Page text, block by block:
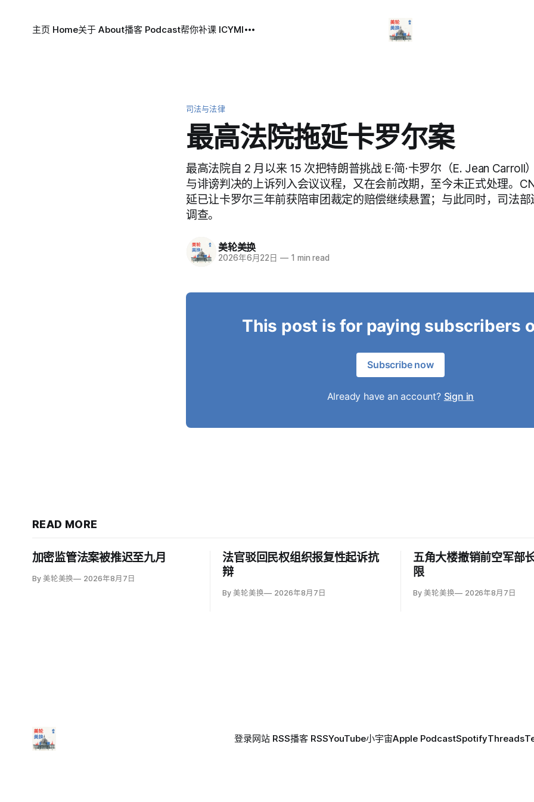
主页 Home关于 About播客 Podcast帮你补课 ICYMI
司法与法律
最高法院拖延卡罗尔案
最高法院自 2 月以来 15 次把特朗普挑战 E·简·卡罗尔（E. Jean Carroll
与诽谤判决的上诉列入会议议程，又在会前改期，至今未正式处理。
延已让卡罗尔三年前获陪审团裁定的赔偿继续悬置；与此同时，司法
调查。
美轮美换
2026年6月22日 — 1 min read
This post is for paying subscribers
Subscribe now
Already have an account? Sign in
READ MORE
加密监管法案被推迟至九月
By 美轮美换 2026年8月7日
法官驳回民权组织报复性起诉抗
辩
By 美轮美换 2026年8月7日
五角大楼撤销前空军部
限
By 美轮美换 2026年8月7日
登录网站 RSS播客 RSSYouTube小宇宙Apple PodcastSpotifyThreads